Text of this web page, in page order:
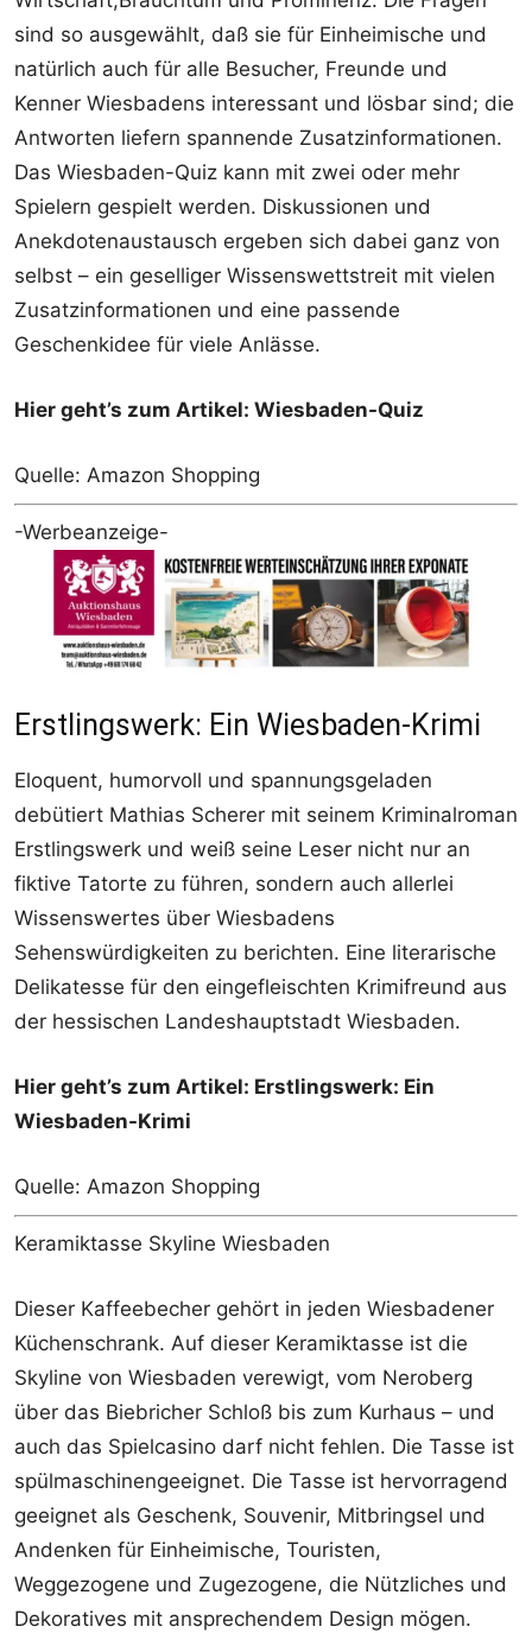
sind so ausgewählt, daß sie für Einheimische und
natürlich auch für alle Besucher, Freunde und
Kenner Wiesbadens interessant und lösbar sind; die
Antworten liefern spannende Zusatzinformationen.
Das Wiesbaden-Quiz kann mit zwei oder mehr
Spielern gespielt werden. Diskussionen und
Anekdotenaustausch ergeben sich dabei ganz von
selbst – ein geselliger Wissenswettstreit mit vielen
Zusatzinformationen und eine passende
Geschenkidee für viele Anlässe.
Hier geht’s zum Artikel: Wiesbaden-Quiz
Quelle: Amazon Shopping
-Werbeanzeige-
Erstlingswerk: Ein Wiesbaden-Krimi
Eloquent, humorvoll und spannungsgeladen
debütiert Mathias Scherer mit seinem Kriminalroman
Erstlingswerk und weiß seine Leser nicht nur an
fiktive Tatorte zu führen, sondern auch allerlei
Wissenswertes über Wiesbadens
Sehenswürdigkeiten zu berichten. Eine literarische
Delikatesse für den eingefleischten Krimifreund aus
der hessischen Landeshauptstadt Wiesbaden.
Hier geht’s zum Artikel: Erstlingswerk: Ein
Wiesbaden-Krimi
Quelle: Amazon Shopping
Keramiktasse Skyline Wiesbaden
Dieser Kaffeebecher gehört in jeden Wiesbadener
Küchenschrank. Auf dieser Keramiktasse ist die
Skyline von Wiesbaden verewigt, vom Neroberg
über das Biebricher Schloß bis zum Kurhaus – und
auch das Spielcasino darf nicht fehlen. Die Tasse ist
spülmaschinengeeignet. Die Tasse ist hervorragend
geeignet als Geschenk, Souvenir, Mitbringsel und
Andenken für Einheimische, Touristen,
Weggezogene und Zugezogene, die Nützliches und
Dekoratives mit ansprechendem Design mögen.